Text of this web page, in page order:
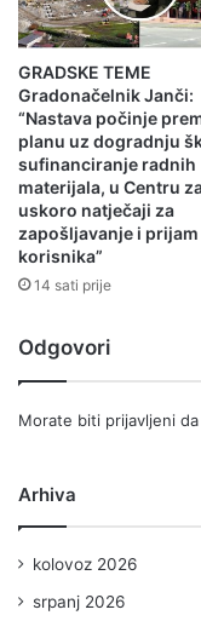
GRADSKE TEME
Gradonačelnik Janči:
“Nastava počinje
planu uz dogradnju
sufinanciranje radnih
materijala, u Centru
uskoro natječaji za
zapošljavanje i prijam
korisnika”
14 sati prije
Odgovori
Morate biti prijavljeni
Arhiva
kolovoz 2026
srpanj 2026